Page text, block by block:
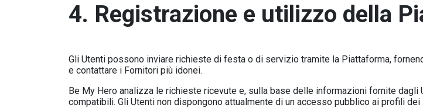
4. Registrazione e utilizzo della
Gli Utenti possono inviare richieste di festa o di servizio tramite la Piattaforma,
e contattare i Fornitori più idonei.
Be My Hero analizza le richieste ricevute e, sulla base delle informazioni fornite
compatibili. Gli Utenti non dispongono attualmente di un accesso pubblico ai profili dei